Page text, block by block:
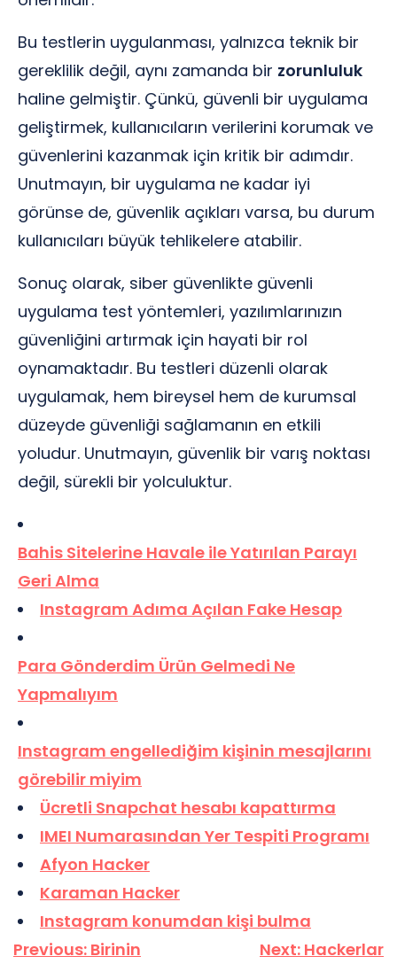
Bu testlerin uygulanması, yalnızca teknik bir
gereklilik değil, aynı zamanda bir zorunluluk
haline gelmiştir. Çünkü, güvenli bir uygulama
geliştirmek, kullanıcıların verilerini korumak ve
güvenlerini kazanmak için kritik bir adımdır.
Unutmayın, bir uygulama ne kadar iyi
görünse de, güvenlik açıkları varsa, bu durum
kullanıcıları büyük tehlikelere atabilir.
Sonuç olarak, siber güvenlikte güvenli
uygulama test yöntemleri, yazılımlarınızın
güvenliğini artırmak için hayati bir rol
oynamaktadır. Bu testleri düzenli olarak
uygulamak, hem bireysel hem de kurumsal
düzeyde güvenliği sağlamanın en etkili
yoludur. Unutmayın, güvenlik bir varış noktası
değil, sürekli bir yolculuktur.
Bahis Sitelerine Havale ile Yatırılan Parayı
Geri Alma
Instagram Adıma Açılan Fake Hesap
Para Gönderdim Ürün Gelmedi Ne
Yapmalıyım
Instagram engellediğim kişinin mesajlarını
görebilir miyim
Ücretli Snapchat hesabı kapattırma
IMEI Numarasından Yer Tespiti Programı
Afyon Hacker
Karaman Hacker
Instagram konumdan kişi bulma
Yazı
Previous: Birinin Next: Hackerlar